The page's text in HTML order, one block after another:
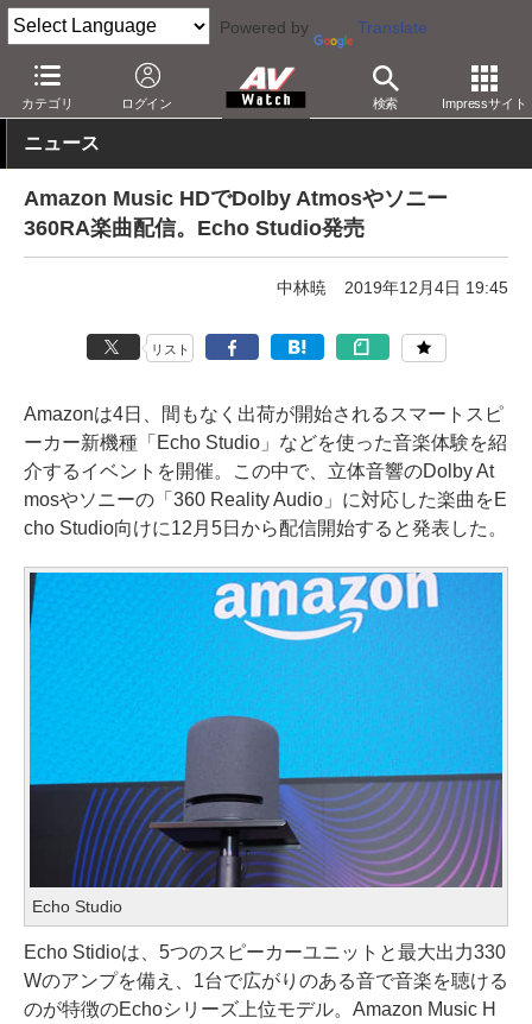
Powered by Translate
カテゴリ ログイン 検索 Impressサイト
AV Watch 製品 スマートスピーカー
ニュース
Amazon Music HDでDolby Atmosやソニー
360RA楽曲配信。Echo Studio発売
中林暁 2019年12月4日 19:45
リスト
Amazonは4日、間もなく出荷が開始されるスマートスピ
ーカー新機種「Echo Studio」などを使った音楽体験を紹
介するイベントを開催。この中で、立体音響のDolby At
mosやソニーの「360 Reality Audio」に対応した楽曲をE
cho Studio向けに12月5日から配信開始すると発表した。
Echo Studio
Echo Stidioは、5つのスピーカーユニットと最大出力330
Wのアンプを備え、1台で広がりのある音で音楽を聴ける
のが特徴のEchoシリーズ上位モデル。Amazon Music H